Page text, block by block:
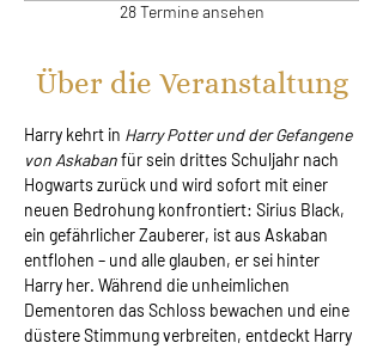
28 Termine ansehen
Über die Veranstaltung
Harry kehrt in Harry Potter und der Gefangene
von Askaban für sein drittes Schuljahr nach
Hogwarts zurück und wird sofort mit einer
neuen Bedrohung konfrontiert: Sirius Black,
ein gefährlicher Zauberer, ist aus Askaban
entflohen – und alle glauben, er sei hinter
Harry her. Während die unheimlichen
Dementoren das Schloss bewachen und eine
düstere Stimmung verbreiten, entdeckt Harry